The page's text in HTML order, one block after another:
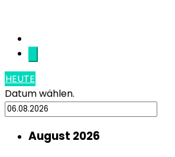
HEUTE
Datum wählen.
August 2026